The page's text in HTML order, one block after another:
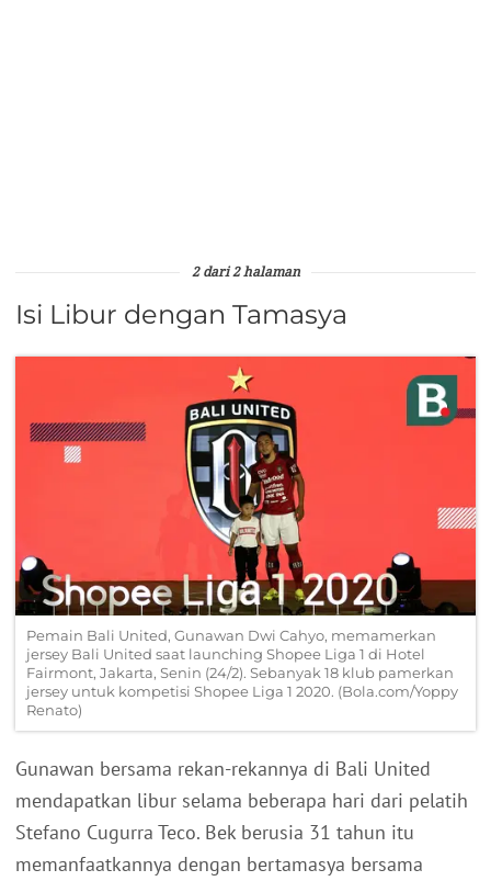
2 dari 2 halaman
Isi Libur dengan Tamasya
Pemain Bali United, Gunawan Dwi Cahyo, memamerkan
jersey Bali United saat launching Shopee Liga 1 di Hotel
Fairmont, Jakarta, Senin (24/2). Sebanyak 18 klub pamerkan
jersey untuk kompetisi Shopee Liga 1 2020. (Bola.com/Yoppy
Renato)
Gunawan bersama rekan-rekannya di Bali United
mendapatkan libur selama beberapa hari dari pelatih
Stefano Cugurra Teco. Bek berusia 31 tahun itu
memanfaatkannya dengan bertamasya bersama